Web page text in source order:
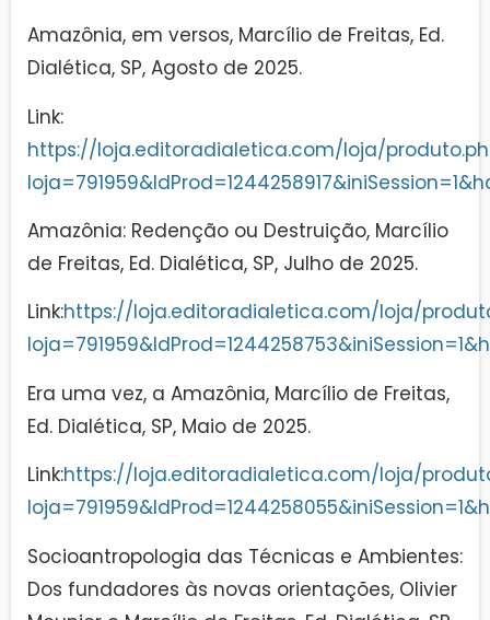
Amazônia, em versos, Marcílio de Freitas, Ed.
Dialética, SP, Agosto de 2025.
Link:
https://loja.editoradialetica.com/loja/
Amazônia: Redenção ou Destruição, Marcílio
de Freitas, Ed. Dialética, SP, Julho de 2025.
Link:https://loja.editoradialetica.com/loja/
Era uma vez, a Amazônia, Marcílio de Freitas,
Ed. Dialética, SP, Maio de 2025.
Link:https://loja.editoradialetica.com/loja/
Socioantropologia das Técnicas e Ambientes:
Dos fundadores às novas orientações, Olivier